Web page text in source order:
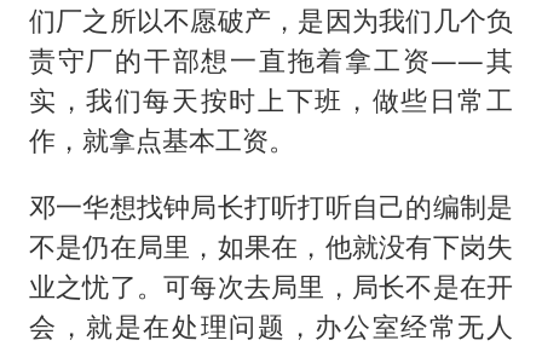
们厂之所以不愿破产，是因为我们几个负
责守厂的干部想一直拖着拿工资——其
实，我们每天按时上下班，做些日常工
作，就拿点基本工资。
邓一华想找钟局长打听打听自己的编制是
不是仍在局里，如果在，他就没有下岗失
业之忧了。可每次去局里，局长不是在开
会，就是在处理问题，办公室经常无人